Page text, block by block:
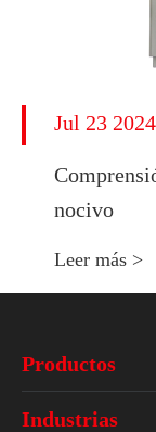
Jul 23 2024
nocivo
Leer más >
Productos
Industrias